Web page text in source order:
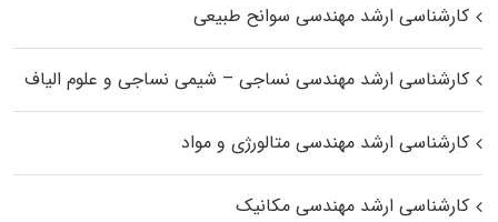
کارشناسی ارشد مهندسی سوانح طبیعی
کارشناسی ارشد مهندسی نساجی – شیمی نساجی و علوم الیاف
کارشناسی ارشد مهندسی متالورژی و مواد
کارشناسی ارشد مهندسی مکانیک